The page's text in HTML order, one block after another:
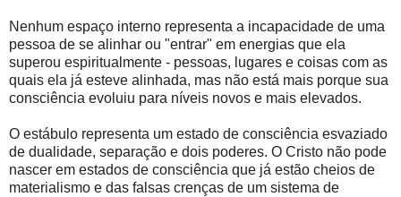
Nenhum espaço interno representa a incapacidade de uma
pessoa de se alinhar ou "entrar" em energias que ela
superou espiritualmente - pessoas, lugares e coisas com as
quais ela já esteve alinhada, mas não está mais porque sua
consciência evoluiu para níveis novos e mais elevados.
O estábulo representa um estado de consciência esvaziado
de dualidade, separação e dois poderes. O Cristo não pode
nascer em estados de consciência que já estão cheios de
materialismo e das falsas crenças de um sistema de